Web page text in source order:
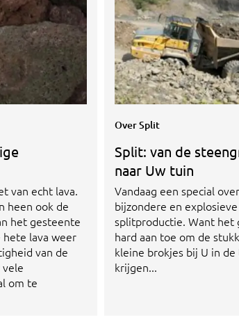
van echt lava.
heen ook de
het gesteente
lava weer
van de
om te
Over Split
Split: van de
naar Uw tuin
Vandaag een special
bijzondere en
splitproductie. Want het
hard aan toe om de
kleine brokjes bij U in
krijgen...